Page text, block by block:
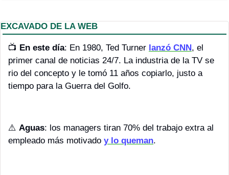
EXCAVADO DE LA WEB
📺 En este día: En 1980, Ted Turner lanzó CNN, el
primer canal de noticias 24/7. La industria de la TV se
rio del concepto y le tomó 11 años copiarlo, justo a
tiempo para la Guerra del Golfo.
⚠️ Aguas: los managers tiran 70% del trabajo extra al
empleado más motivado y lo queman.